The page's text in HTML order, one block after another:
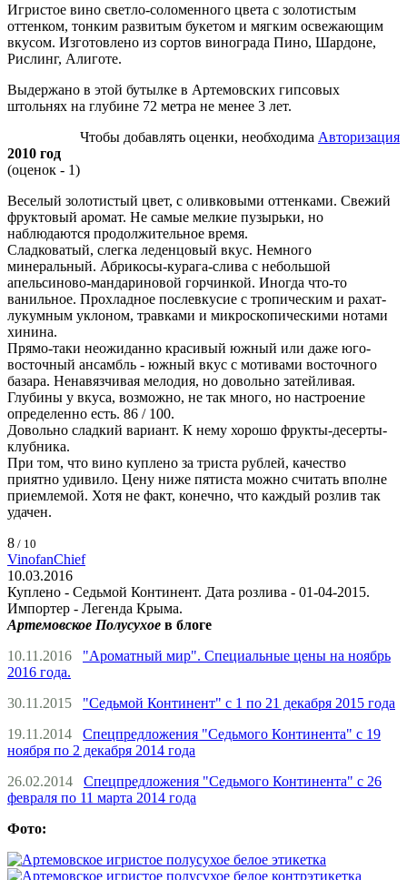
Игристое вино светло-соломенного цвета с золотистым
оттенком, тонким развитым букетом и мягким освежающим
вкусом. Изготовлено из сортов винограда Пино, Шардоне,
Рислинг, Алиготе.
Выдержано в этой бутылке в Артемовских гипсовых
штольнях на глубине 72 метра не менее 3 лет.
Чтобы добавлять оценки, необходима Авторизация
2010 год
(оценок - 1)
Веселый золотистый цвет, с оливковыми оттенками. Свежий
фруктовый аромат. Не самые мелкие пузырьки, но
наблюдаются продолжительное время.
Сладковатый, слегка леденцовый вкус. Немного
минеральный. Абрикосы-курага-слива с небольшой
апельсиново-мандариновой горчинкой. Иногда что-то
ванильное. Прохладное послевкусие с тропическим и рахат-
лукумным уклоном, травками и микроскопическими нотами
хинина.
Прямо-таки неожиданно красивый южный или даже юго-
восточный ансамбль - южный вкус с мотивами восточного
базара. Ненавязчивая мелодия, но довольно затейливая.
Глубины у вкуса, возможно, не так много, но настроение
определенно есть. 86 / 100.
Довольно сладкий вариант. К нему хорошо фрукты-десерты-
клубника.
При том, что вино куплено за триста рублей, качество
приятно удивило. Цену ниже пятиста можно считать вполне
приемлемой. Хотя не факт, конечно, что каждый розлив так
удачен.
8 / 10
VinofanChief
10.03.2016
Куплено - Седьмой Континент. Дата розлива - 01-04-2015.
Импортер - Легенда Крыма.
Артемовское Полусухое в блоге
10.11.2016
"Ароматный мир". Специальные цены на ноябрь
2016 года.
30.11.2015
"Седьмой Континент" с 1 по 21 декабря 2015 года
19.11.2014
Спецпредложения "Седьмого Континента" с 19
ноября по 2 декабря 2014 года
26.02.2014
Спецпредложения "Седьмого Континента" с 26
февраля по 11 марта 2014 года
Фото: